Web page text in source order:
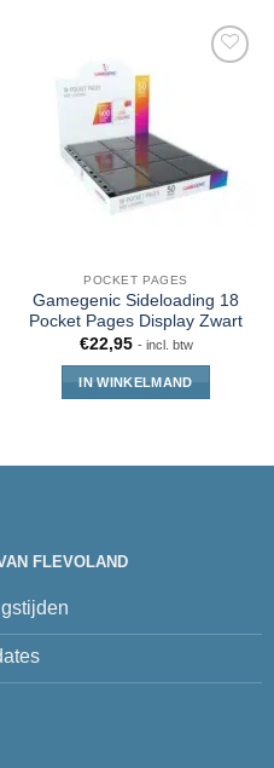
POCKET PAGES
Gamegenic Sideloading 18
Pocket Pages Display Zwart
€22,95 - incl. btw
IN WINKELMAND
FLEVOLAND